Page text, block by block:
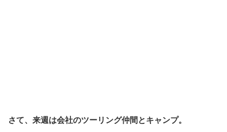
さて、来週は会社のツーリング仲間とキャンプ。